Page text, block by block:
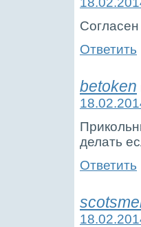
Ответить
betoken
делать
Ответить